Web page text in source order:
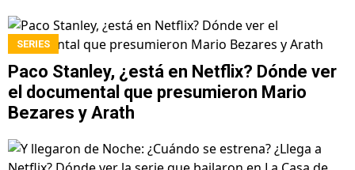
SERIES
Paco Stanley, ¿está en Netflix? Dónde ver
el documental que presumieron Mario
Bezares y Arath